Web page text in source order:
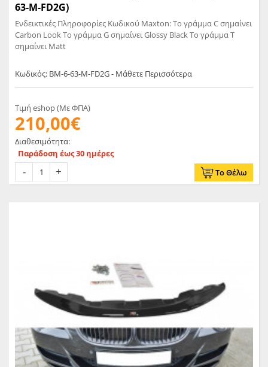
63-M-FD2G)
Ενδεικτικές Πληροφορίες Κωδικού Maxton: Το γράμμα C σημαίνει
Carbon Look Το γράμμα G σημαίνει Glossy Black Το γράμμα T
σημαίνει Matt
Κωδικός: BM-6-63-M-FD2G - Μάθετε Περισσότερα
Τιμή eshop (Με ΦΠΑ)
210,00€
Διαθεσιμότητα:
Παράδοση έως 30 ημέρες
Το Θέλω